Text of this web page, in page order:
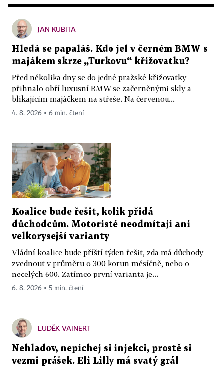
JAN KUBITA
Hledá se papaláš. Kdo jel v černém BMW s
majákem skrze „Turkovu“ křižovatku?
Před několika dny se do jedné pražské křižovatky
přihnalo obří luxusní BMW se začerněnými skly a
blikajícím majáčkem na střeše. Na červenou...
4. 8. 2026 ▪ 6 min. čtení
Koalice bude řešit, kolik přidá
důchodcům. Motoristé neodmítají ani
velkorysejší varianty
Vládní koalice bude příští týden řešit, zda má důchody
zvednout v průměru o 300 korun měsíčně, nebo o
necelých 600. Zatímco první varianta je...
6. 8. 2026 ▪ 5 min. čtení
LUDĚK VAINERT
Nehladov, nepíchej si injekci, prostě si
vezmi prášek. Eli Lilly má svatý grál